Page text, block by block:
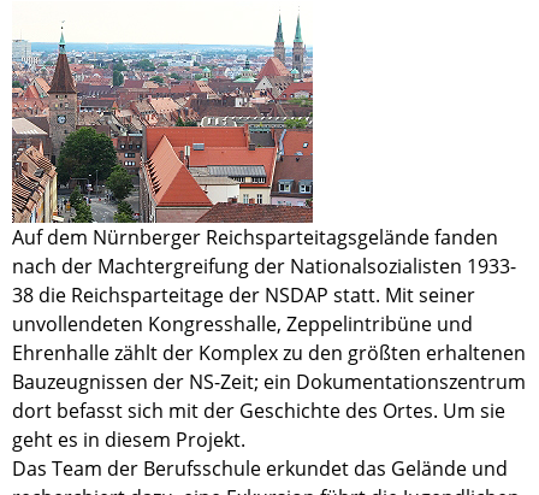
Auf dem Nürnberger Reichsparteitagsgelände fanden
nach der Machtergreifung der Nationalsozialisten 1933-
38 die Reichsparteitage der NSDAP statt. Mit seiner
unvollendeten Kongresshalle, Zeppelintribüne und
Ehrenhalle zählt der Komplex zu den größten erhaltenen
Bauzeugnissen der NS-Zeit; ein Dokumentationszentrum
dort befasst sich mit der Geschichte des Ortes. Um sie
geht es in diesem Projekt.
Das Team der Berufsschule erkundet das Gelände und